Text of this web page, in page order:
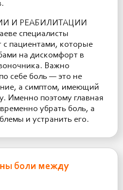
И РЕАБИЛИТАЦИИ
специалисты
с пациентами, которые
на дискомфорт в
Важно
себе боль — это не
а симптом, имеющий
Именно поэтому главная
убрать боль, а
и устранить его.
боли между